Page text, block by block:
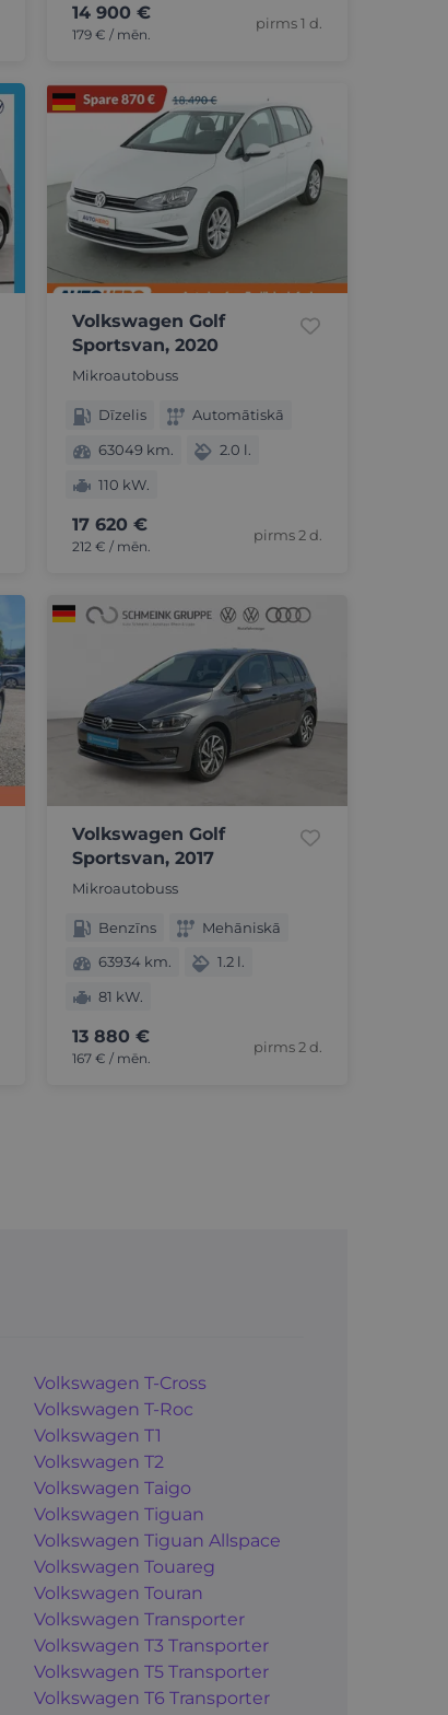
14 900 €
179 € / mēn.
pirms 1 d.
Volkswagen Golf
Sportsvan, 2020
Mikroautobuss
Dīzelis
Automātiskā
63049 km.
2.0 l.
110 kW.
17 620 €
212 € / mēn.
pirms 2 d.
Volkswagen Golf
Sportsvan, 2017
Mikroautobuss
Benzīns
Mehāniskā
63934 km.
1.2 l.
81 kW.
13 880 €
167 € / mēn.
pirms 2 d.
Volkswagen T-Cross
Volkswagen T-Roc
Volkswagen T1
Volkswagen T2
Volkswagen Taigo
Volkswagen Tiguan
Volkswagen Tiguan Allspace
Volkswagen Touareg
Volkswagen Touran
Volkswagen Transporter
Volkswagen T3 Transporter
Volkswagen T5 Transporter
Volkswagen T6 Transporter